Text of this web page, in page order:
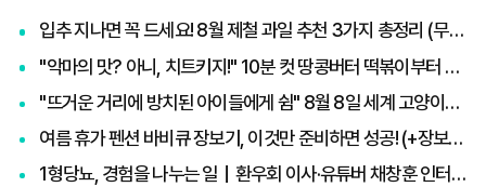
입추 지나면 꼭 드세요! 8월 제철 과일 추천 3가지 총정리 (무화과, 포도, 복숭아)
"악마의 맛? 아니, 치트키지!" 10분 컷 땅콩버터 떡볶이부터 효능·부작용 총정리
"뜨거운 거리에 방치된 아이들에게 쉼" 8월 8일 세계 고양이의 날, 나폴리 맛피아 권성준 셰프의 선한 영향력과 간곡한 호소
여름 휴가 펜션 바비큐 장보기, 이것만 준비하면 성공! (+장보기 체크리스트)
1형당뇨, 경험을 나누는 일｜환우회 이사·유튜버 채창훈 인터뷰 ②